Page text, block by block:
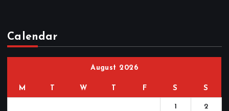
Calendar
August 2026
M W F S S
1 2